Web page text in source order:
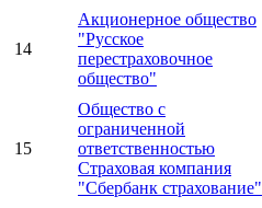
14
Акционерное общество
"Русское
перестраховочное
общество"
15
Общество с
ограниченной
ответственностью
Страховая компания
"Сбербанк страхование"